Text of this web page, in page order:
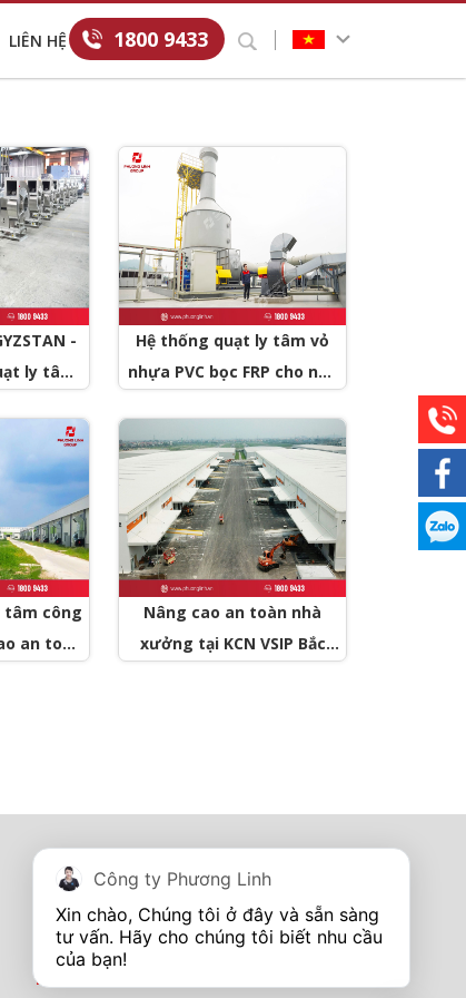
LIÊN HỆ 1800 9433
-
ly tâm
Hệ thống quạt ly tâm vỏ
nhựa PVC bọc FRP cho nhà
tử
tâm công
an toàn
Nâng cao an toàn nhà
xưởng tại KCN VSIP Bắc
I'm online
0967 260 349
Showroom Tp Vinh - Nghệ An
I''m online
Hotline:
Công ty Phương Linh
Xin chào, Chúng tôi ở đây và sẵn sàng
tư vấn. Hãy cho chúng tôi biết nhu cầu